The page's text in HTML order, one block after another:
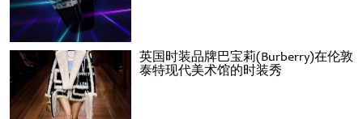
英国时装品牌巴宝莉(Burberry)在伦敦
泰特现代美术馆的时装秀